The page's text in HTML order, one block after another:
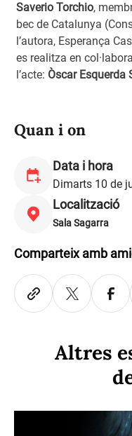
Saverio Torchio,
bec de Catalunya
l’autora, Esperança
es realitza en
l’acte: Òscar Esquerda
Quan i on
Data i hora
Dimarts 10 de
Localització
Sala Sagarra
Comparteix amb
Altres